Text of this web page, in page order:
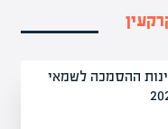
ההסמכה לשמאי